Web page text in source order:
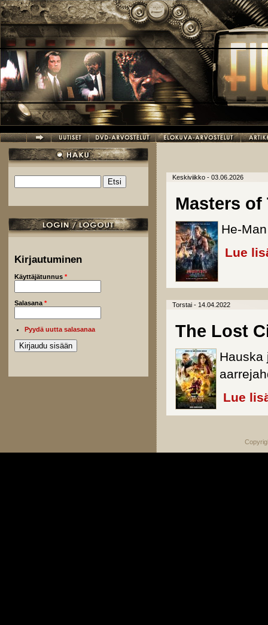
Hyppää pääsisältöön
Hakulomake
Kirjautuminen
Käyttäjätunnus *
Salasana *
Pyydä uutta salasanaa
Keskiviikko - 03.06.2026
Masters of
He-
Lue
Torstai - 14.04.2022
The Lost
Hauska
Lue